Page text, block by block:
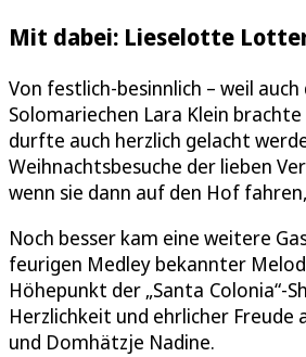
Mit dabei: Lieselotte
Von festlich-besinnlich – weil
Solomariechen Lara Klein
durfte auch herzlich gelacht
Weihnachtsbesuche der lieben
wenn sie dann auf den Hof
Noch besser kam eine weitere
feurigen Medley bekannter
Höhepunkt der „Santa Colonia“-
Herzlichkeit und ehrlicher
und Domhätzje Nadine.